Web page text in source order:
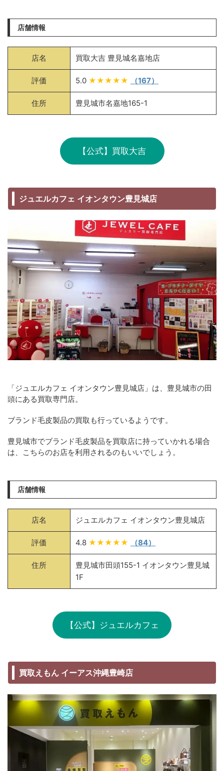
店舗情報
店名 買取大吉 豊見城名嘉地店
評価 5.0 ★★★★★ （167）
住所 豊見城市名嘉地165-1
【公式】買取大吉
ジュエルカフェ イオンタウン豊見城店
「ジュエルカフェ イオンタウン豊見城店」は、豊見城市の田
頭にある買取専門店。
ブランド毛皮製品の買取も行っているようです。
豊見城市でブランド毛皮製品を買取店に持っていかれる場合
は、こちらのお店を利用されるのもいいでしょう。
店舗情報
店名 ジュエルカフェ イオンタウン豊見城店
評価 4.8 ★★★★★ （84）
住所
豊見城市田頭155-1 イオンタウン豊見城
1F
【公式】ジュエルカフェ
買取えもん イーアス沖縄豊崎店